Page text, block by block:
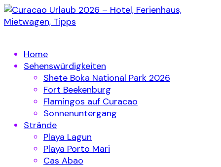
Home
Sehenswürdigkeiten
Shete Boka National Park 2026
Fort Beekenburg
Flamingos auf Curacao
Sonnenuntergang
Strände
Playa Lagun
Playa Porto Mari
Cas Abao